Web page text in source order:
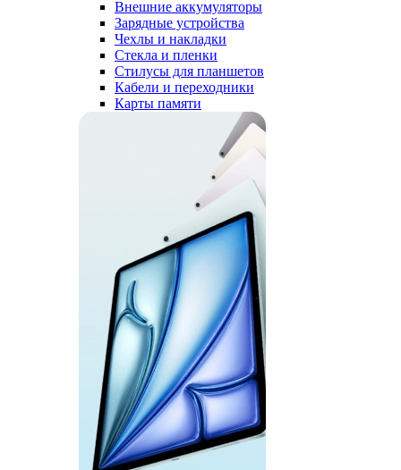
Внешние аккумуляторы
Зарядные устройства
Чехлы и накладки
Стекла и пленки
Стилусы для планшетов
Кабели и переходники
Карты памяти